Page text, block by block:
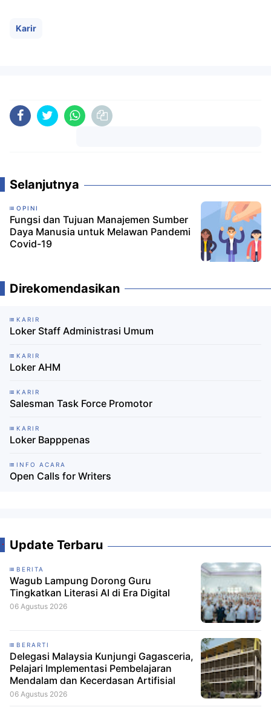
Karir
Selanjutnya
OPINI
Fungsi dan Tujuan Manajemen Sumber
Daya Manusia untuk Melawan Pandemi
Covid-19
Direkomendasikan
KARIR
Loker Staff Administrasi Umum
KARIR
Loker AHM
KARIR
Salesman Task Force Promotor
KARIR
Loker Bapppenas
INFO ACARA
Open Calls for Writers
Update Terbaru
BERITA
Wagub Lampung Dorong Guru
Tingkatkan Literasi AI di Era Digital
06 Agustus 2026
BERARTI
Delegasi Malaysia Kunjungi Gagasceria,
Pelajari Implementasi Pembelajaran
Mendalam dan Kecerdasan Artifisial
06 Agustus 2026